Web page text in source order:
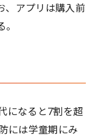
、アプリは購入前
になると7割を超
には学童期にみ